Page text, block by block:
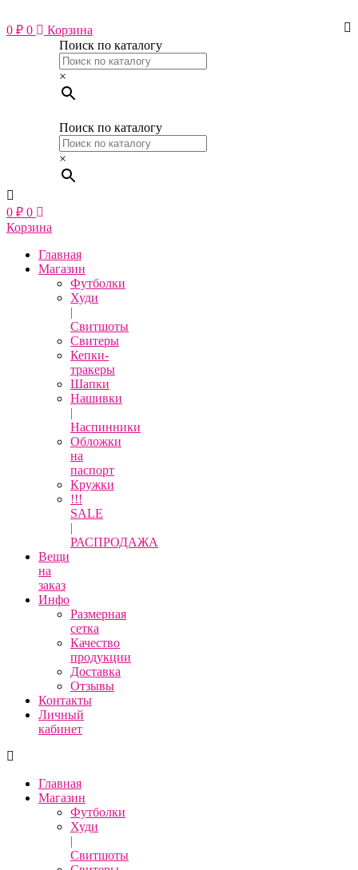
к
содержимому
0 ₽ 0
Корзина
Поиск по каталогу
×
Поиск по каталогу
×
0 ₽ 0
Корзина
Главная
Магазин
Футболки
Худи
|
Свитшоты
Свитеры
Кепки-
тракеры
Шапки
Нашивки
|
Наспинники
Обложки
на
паспорт
Кружки
!!!
SALE
|
РАСПРОДАЖА
Вещи
на
заказ
Инфо
Размерная
сетка
Качество
продукции
Доставка
Отзывы
Контакты
Личный
кабинет
Главная
Магазин
Футболки
Худи
|
Свитшоты